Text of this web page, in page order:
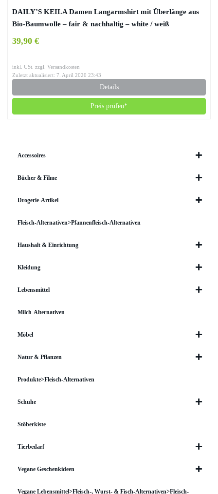
DAILY’S KEILA Damen Langarmshirt mit Überlänge aus
Bio-Baumwolle – fair & nachhaltig – white / weiß
39,90 €
inkl. USt. zzgl. Versandkosten
Zuletzt aktualisiert: 7. April 2020 23:43
Details
Preis prüfen*
Accessoires
Bücher & Filme
Drogerie-Artikel
Fleisch-Alternativen>Pfannenfleisch-Alternativen
Haushalt & Einrichtung
Kleidung
Lebensmittel
Milch-Alternativen
Möbel
Natur & Pflanzen
Produkte>Fleisch-Alternativen
Schuhe
Stöberkiste
Tierbedarf
Vegane Geschenkideen
Vegane Lebensmittel>Fleisch-, Wurst- & Fisch-Alternativen>Fleisch-